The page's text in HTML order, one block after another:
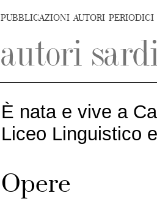
PUBBLICAZIONI AUTORI PERIODICI
È nata e vive a
Liceo Linguistico
Opere